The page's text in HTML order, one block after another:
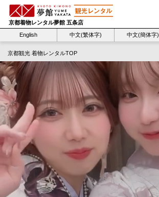
京都着物レンタル夢館 五条店
English
中文(繁体字) 中文(簡体字)
京都観光 着物レンタルTOP